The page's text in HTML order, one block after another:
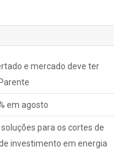
e mercado deve ter
em agosto
para os cortes de
investimento em energia